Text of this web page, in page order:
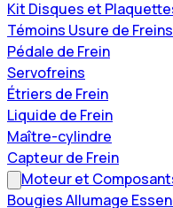
Kit Disques et
Témoins Usure de Freins
Pédale de Frein
Servofreins
Étriers de Frein
Liquide de Frein
Maître-cylindre
Capteur de Frein
Moteur et
Bougies Allumage